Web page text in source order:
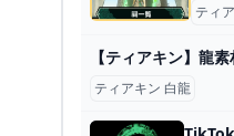
ティ
ティアキン 白龍